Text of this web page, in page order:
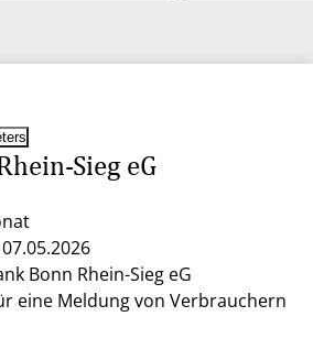
Sieg eG
Bonn Rhein-Sieg eG
eine Meldung von Verbrauchern